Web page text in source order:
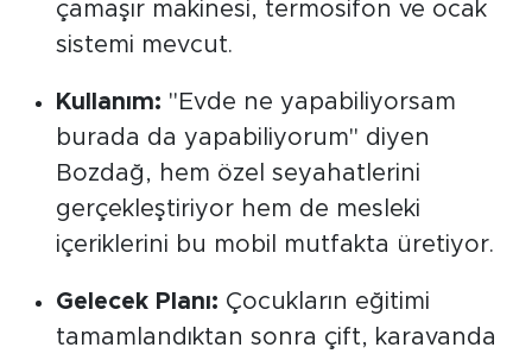
çamaşır makinesi, termosifon ve ocak
sistemi mevcut.
Kullanım: "Evde ne yapabiliyorsam
burada da yapabiliyorum" diyen
Bozdağ, hem özel seyahatlerini
gerçekleştiriyor hem de mesleki
içeriklerini bu mobil mutfakta üretiyor.
Gelecek Planı: Çocukların eğitimi
tamamlandıktan sonra çift, karavanda